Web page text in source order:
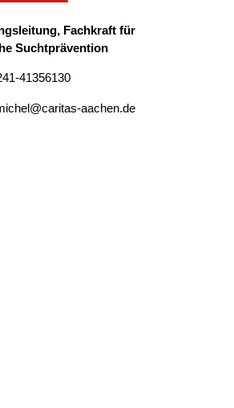
Fachkraft für
Suchtprävention
41356130
aachen.de